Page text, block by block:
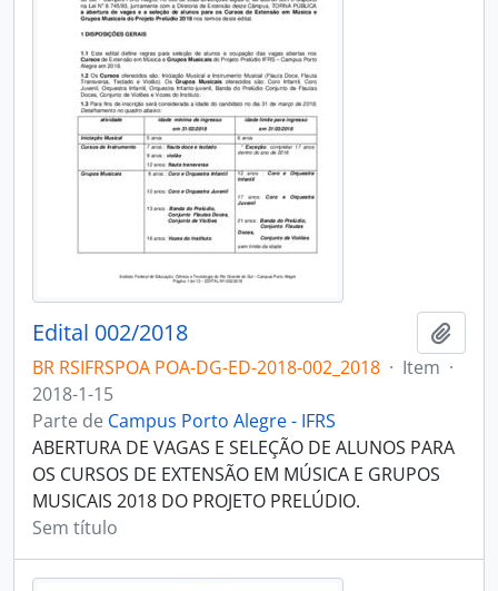
Edital 002/2018
BR RSIFRSPOA POA-DG-ED-2018-002_2018 · Item ·
2018-1-15
Parte de Campus Porto Alegre - IFRS
ABERTURA DE VAGAS E SELEÇÃO DE ALUNOS PARA
OS CURSOS DE EXTENSÃO EM MÚSICA E GRUPOS
MUSICAIS 2018 DO PROJETO PRELÚDIO.
Sem título